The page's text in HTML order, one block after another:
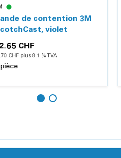
de contention 3M
violet
CHF
CHF plus 8.1 % TVA